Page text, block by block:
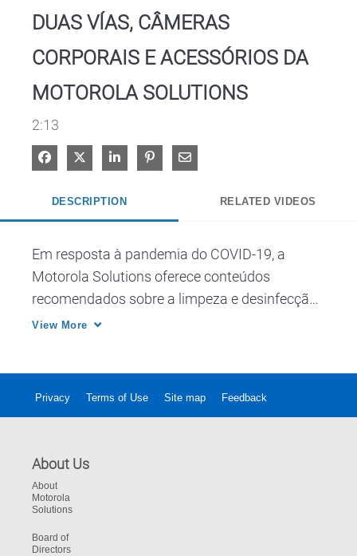
DUAS VÍAS, CÂMERAS
CORPORAIS E ACESSÓRIOS DA
MOTOROLA SOLUTIONS
2:13
Share on Facebook
Share on XShare on LinkedIn
Pin on Pinterest
Share via Email
DESCRIPTION RELATED VIDEOS
Em resposta à pandemia do COVID-19, a
Motorola Solutions oferece conteúdos
recomendados sobre a limpeza e desinfecção
para nossos rádios, câmeras corporais e
View More
Privacy Terms of Use Site map Feedback
About Us
About
Motorola
Solutions
Board of
Directors